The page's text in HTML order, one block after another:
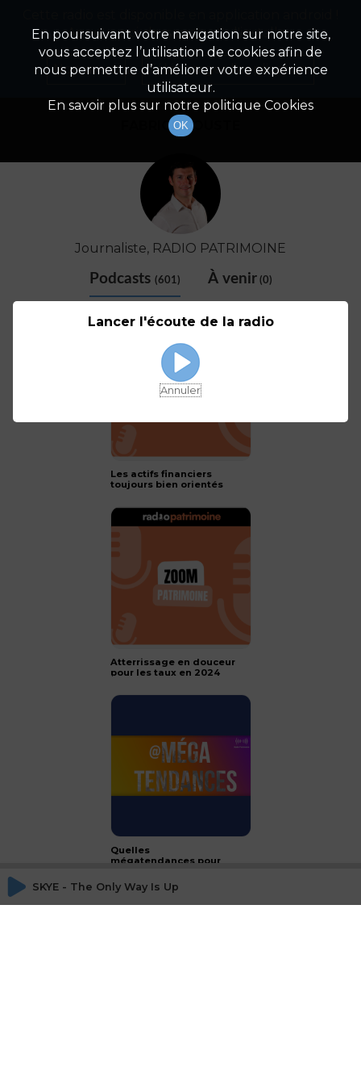
Détail De L'animateur
FABRICE COUSTE
Journaliste, RADIO PATRIMOINE
Podcasts (601) À venir(0)
Les actifs financiers
toujours bien orientés
Atterrissage en douceur
pour les taux en 2024
Quelles
mégatendances pour
SKYE - The Only Way Is Up
En poursuivant votre navigation sur notre site,
vous acceptez l’utilisation de cookies afin de
nous permettre d’améliorer votre expérience
utilisateur.
En savoir plus sur notre politique Cookies
OK
Appuyez ci-dessous pour l'installer.
Non merci Télécharger l'application
Lancer l'écoute de la radio
Annuler